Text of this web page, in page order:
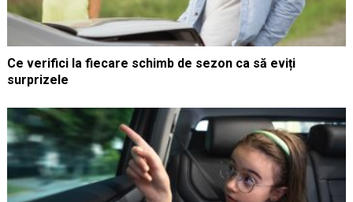
Ce verifici la fiecare schimb de sezon ca să eviți
surprizele